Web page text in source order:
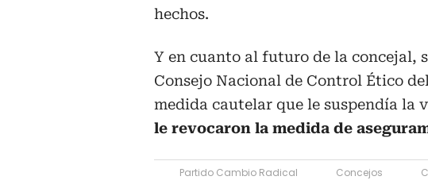
hechos.
Y en cuanto al futuro de la concejal,
Consejo Nacional de Control Ético
medida cautelar que le suspendía la
le revocaron la medida de
Partido Cambio Radical Concejos